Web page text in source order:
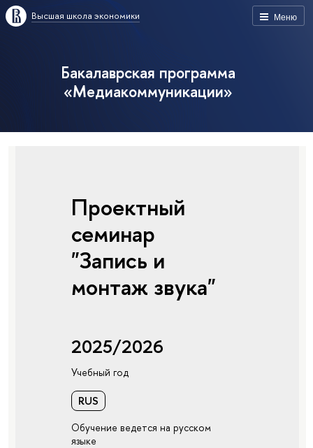
Меню
Высшая школа экономики
Бакалаврская программа
«Медиакоммуникации»
Проектный
семинар
"Запись и
монтаж звука"
2025/2026
Учебный год
RUS
Обучение ведется на русском
языке